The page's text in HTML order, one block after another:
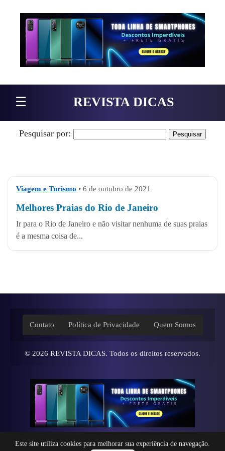
Pular para o conteúdo
☰ REVISTA DICAS
Pesquisar por:
Viagem e Turismo • 6 de outubro de 2021
Melhores Praias do Rio de Janeiro
Ir para o Rio de Janeiro e não visitar nenhuma de suas praias
é a mesma coisa de...
Contato Política de Privacidade Quem Somos
© 2026 REVISTA DICAS. Todos os direitos reservados.
Este site utiliza cookies para melhorar sua experiência de navegação.